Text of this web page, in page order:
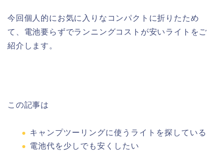
今回個人的にお気に入りなコンパクトに折りたため
て、電池要らずでランニングコストが安いライトをご
紹介します。
この記事は
キャンプツーリングに使うライトを探している
電池代を少しでも安くしたい